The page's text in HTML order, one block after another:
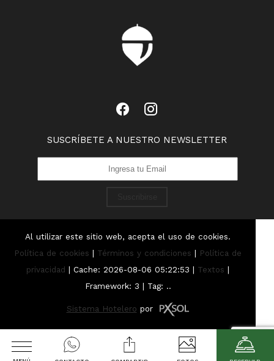
SUSCRÍBETE A NUESTRO NEWSLETTER
Al utilizar este sitio web, acepta el uso de cookies.
Política de cookies | Términos y condiciones | Política de
privacidad | Cache: 2026-08-06 05:22:53 | Textos |
Framework: 3 | Tag: ..
Sistema Hotelero por